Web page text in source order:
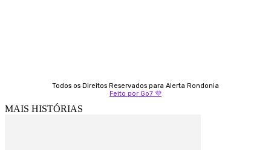
Todos os Direitos Reservados para Alerta Rondonia
Feito por Go7 💜
MAIS HISTÓRIAS